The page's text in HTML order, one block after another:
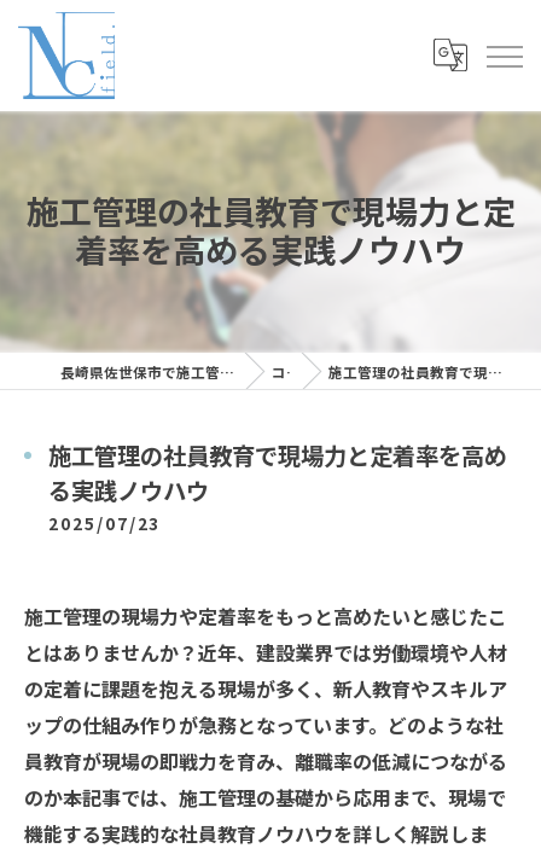
施工管理の社員教育で現場力と定
着率を高める実践ノウハウ
長崎県佐世保市で施工管理の求人ならNC Field株式会社 コラム 施工管理の社員教育で現場力と定着率を高める実践ノウハウ
施工管理の社員教育で現場力と定着率を高め
る実践ノウハウ
2025/07/23
施工管理の現場力や定着率をもっと高めたいと感じたこ
とはありませんか？近年、建設業界では労働環境や人材
の定着に課題を抱える現場が多く、新人教育やスキルア
ップの仕組み作りが急務となっています。どのような社
員教育が現場の即戦力を育み、離職率の低減につながる
のか――本記事では、施工管理の基礎から応用まで、現場で
機能する実践的な社員教育ノウハウを詳しく解説しま